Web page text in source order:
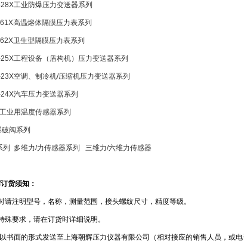
工业防爆压力变送器系列
高温熔体隔膜压力表系列
卫生型隔膜压力表系列
工程设备（盾构机）压力变送器系列
空调、制冷机/压缩机压力变送器系列
汽车压力变送器系列
工业用温度传感器系列
破阀系列
列 多维力/力传感器系列 三维力/六维力传感器
货须知：
请注明型号，名称，测量范围，接头螺纹尺寸，精度等级。
殊要求，请在订货时详细说明。
书面的形式发送至上海朝辉压力仪器有限公司（相对接应的销售人员，或